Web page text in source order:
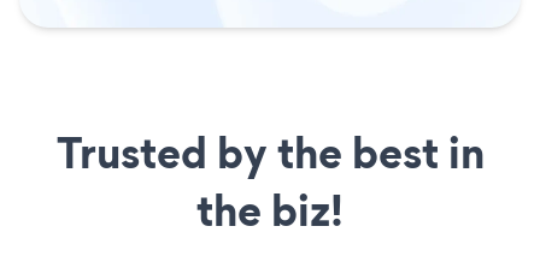
Trusted by the best in
the biz!